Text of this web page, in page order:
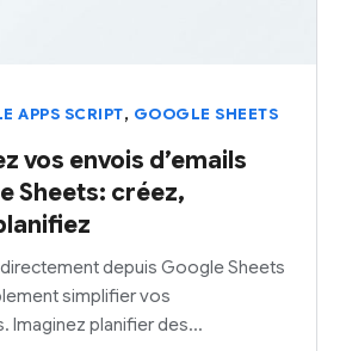
APPS SCRIPT, GOOGLE SHEETS
vos envois d’emails
Sheets: créez,
directement depuis Google Sheets
simplifier vos
Imaginez planifier des…